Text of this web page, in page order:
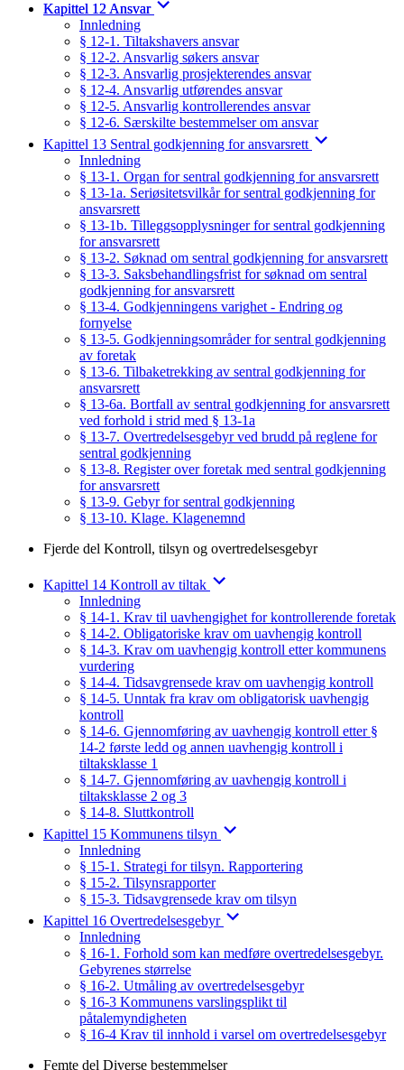
Kapittel 12 Ansvar
Innledning
§ 12-1. Tiltakshavers ansvar
§ 12-2. Ansvarlig søkers ansvar
§ 12-3. Ansvarlig prosjekterendes ansvar
§ 12-4. Ansvarlig utførendes ansvar
§ 12-5. Ansvarlig kontrollerendes ansvar
§ 12-6. Særskilte bestemmelser om ansvar
Kapittel 13 Sentral godkjenning for ansvarsrett
Innledning
§ 13-1. Organ for sentral godkjenning for ansvarsrett
§ 13-1a. Seriøsitetsvilkår for sentral godkjenning for
ansvarsrett
§ 13-1b. Tilleggsopplysninger for sentral godkjenning
for ansvarsrett
§ 13-2. Søknad om sentral godkjenning for ansvarsrett
§ 13-3. Saksbehandlingsfrist for søknad om sentral
godkjenning for ansvarsrett
§ 13-4. Godkjenningens varighet - Endring og
fornyelse
§ 13-5. Godkjenningsområder for sentral godkjenning
av foretak
§ 13-6. Tilbaketrekking av sentral godkjenning for
ansvarsrett
§ 13-6a. Bortfall av sentral godkjenning for ansvarsrett
ved forhold i strid med § 13-1a
§ 13-7. Overtredelsesgebyr ved brudd på reglene for
sentral godkjenning
§ 13-8. Register over foretak med sentral godkjenning
for ansvarsrett
§ 13-9. Gebyr for sentral godkjenning
§ 13-10. Klage. Klagenemnd
Fjerde del Kontroll, tilsyn og overtredelsesgebyr
Kapittel 14 Kontroll av tiltak
Innledning
§ 14-1. Krav til uavhengighet for kontrollerende foretak
§ 14-2. Obligatoriske krav om uavhengig kontroll
§ 14-3. Krav om uavhengig kontroll etter kommunens
vurdering
§ 14-4. Tidsavgrensede krav om uavhengig kontroll
§ 14-5. Unntak fra krav om obligatorisk uavhengig
kontroll
§ 14-6. Gjennomføring av uavhengig kontroll etter §
14-2 første ledd og annen uavhengig kontroll i
tiltaksklasse 1
§ 14-7. Gjennomføring av uavhengig kontroll i
tiltaksklasse 2 og 3
§ 14-8. Sluttkontroll
Kapittel 15 Kommunens tilsyn
Innledning
§ 15-1. Strategi for tilsyn. Rapportering
§ 15-2. Tilsynsrapporter
§ 15-3. Tidsavgrensede krav om tilsyn
Kapittel 16 Overtredelsesgebyr
Innledning
§ 16-1. Forhold som kan medføre overtredelsesgebyr.
Gebyrenes størrelse
§ 16-2. Utmåling av overtredelsesgebyr
§ 16-3 Kommunens varslingsplikt til
påtalemyndigheten
§ 16-4 Krav til innhold i varsel om overtredelsesgebyr
Femte del Diverse bestemmelser